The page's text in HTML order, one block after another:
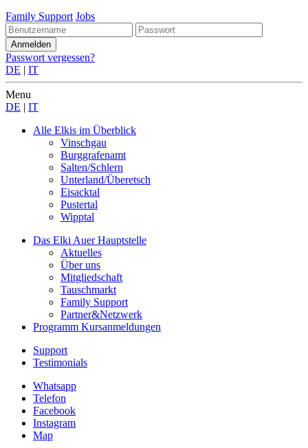
Family Support Jobs
Passwort vergessen?
DE | IT
Menu
DE | IT
Alle Elkis im Überblick
Vinschgau
Burggrafenamt
Salten/Schlern
Unterland/Überetsch
Eisacktal
Pustertal
Wipptal
Das Elki Auer Hauptstelle
Aktuelles
Über uns
Mitgliedschaft
Tauschmarkt
Family Support
Partner&Netzwerk
Programm Kursanmeldungen
Support
Testimonials
Whatsapp
Telefon
Facebook
Instagram
Map